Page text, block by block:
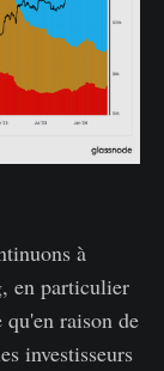
à
en particulier
raison de
investisseurs